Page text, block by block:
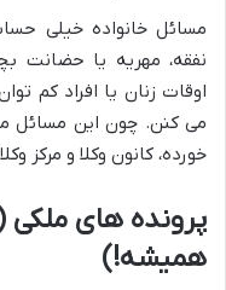
مسائل خانواده خیلی
نفقه، مهریه یا حضانت
اوقات زنان یا افراد کم
می کنن. چون این مسائل
خورده، کانون وکلا و مرکز
پرونده های ملکی
همیشه!)